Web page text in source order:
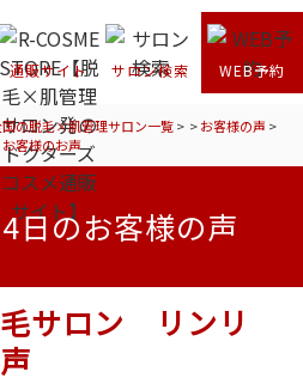
通販サイト サロン検索 WEB予約
の脱毛×肌管理サロン一覧> >お客様の声 >
客様のお声
日のお客様の声
サロン リンリ